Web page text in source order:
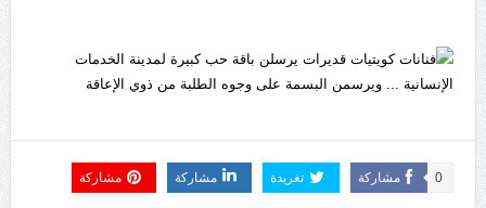
مشاركة 0 تغريدة مشاركة مشاركة